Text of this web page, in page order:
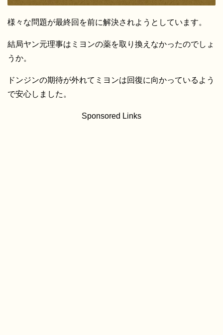
様々な問題が最終回を前に解決されようとしています。
結局ヤン元理事はミヨンの薬を取り換えなかったのでしょ
うか。
ドンジンの期待が外れてミヨンは回復に向かっているよう
で安心しました。
Sponsored Links